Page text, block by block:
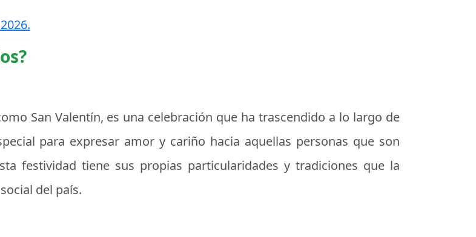
San Valentín, es una celebración que ha trascendido a lo largo de
para expresar amor y cariño hacia aquellas personas que son
festividad tiene sus propias particularidades y tradiciones que la
del país.